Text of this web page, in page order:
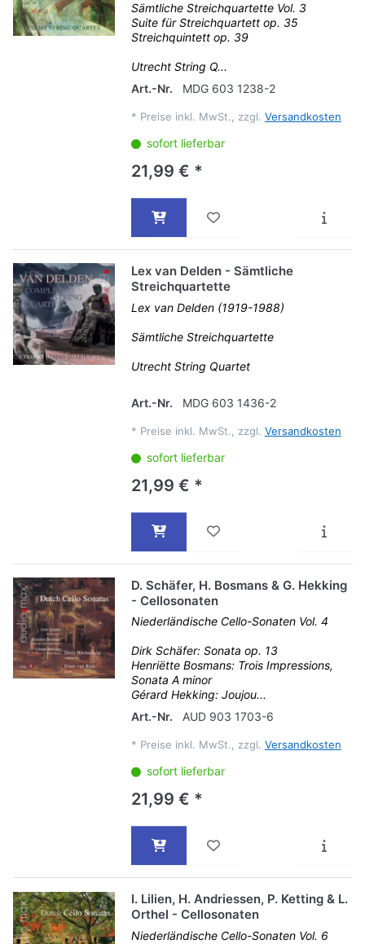
Sämtliche Streichquartette Vol. 3
Suite für Streichquartett op. 35
Streichquintett op. 39
Utrecht String Q...
Art.-Nr.
MDG 603 1238-2
* Preise inkl. MwSt., zzgl. Versandkosten
sofort lieferbar
21,99 € *
Lex van Delden - Sämtliche
Streichquartette
Lex van Delden (1919-1988)
Sämtliche Streichquartette
Utrecht String Quartet
Art.-Nr. MDG 603 1436-2
* Preise inkl. MwSt., zzgl. Versandkosten
sofort lieferbar
21,99 € *
D. Schäfer, H. Bosmans & G. Hekking
- Cellosonaten
Niederländische Cello-Sonaten Vol. 4
Dirk Schäfer: Sonata op. 13
Henriëtte Bosmans: Trois Impressions,
Sonata A minor
Gérard Hekking: Joujou...
Art.-Nr.
AUD 903 1703-6
* Preise inkl. MwSt., zzgl. Versandkosten
sofort lieferbar
21,99 € *
I. Lilien, H. Andriessen, P. Ketting & L.
Orthel - Cellosonaten
Niederländische Cello-Sonaten Vol. 6